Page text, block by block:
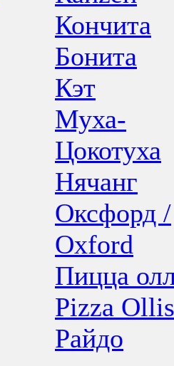
Кончита
Бонита
Кэт
Муха-
Цокотуха
Нячанг
Оксфорд /
Oxford
Пицца
Pizza Ollis
Райдо